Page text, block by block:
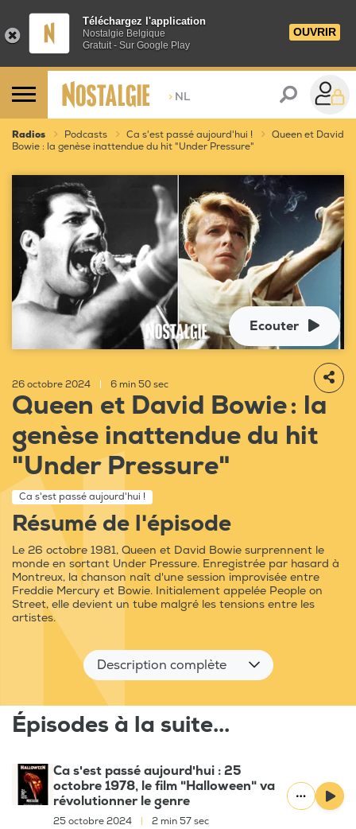
Téléchargez l'application
Nostalgie Belgique
Gratuit - Sur Google Play
OUVRIR
> NL
Radios Podcasts Ca s'est passé aujourd'hui !
Queen et David
Bowie : la genèse inattendue du hit "Under Pressure"
Ecouter
26 octobre 2024 6 min 50 sec
Queen et David Bowie : la
genèse inattendue du hit
"Under Pressure"
Ca s'est passé aujourd'hui !
Résumé de l'épisode
Le 26 octobre 1981, Queen et David Bowie surprennent le
monde en sortant Under Pressure. Enregistrée par hasard à
Montreux, la chanson naît d'une session improvisée entre
Freddie Mercury et Bowie. Initialement appelée People on
Street, elle devient un tube malgré les tensions entre les
artistes.
Description complète
Épisodes à la suite...
Ca s'est passé aujourd'hui : 25
octobre 1978, le film "Halloween" va
révolutionner le genre
25 octobre 2024 2 min 57 sec